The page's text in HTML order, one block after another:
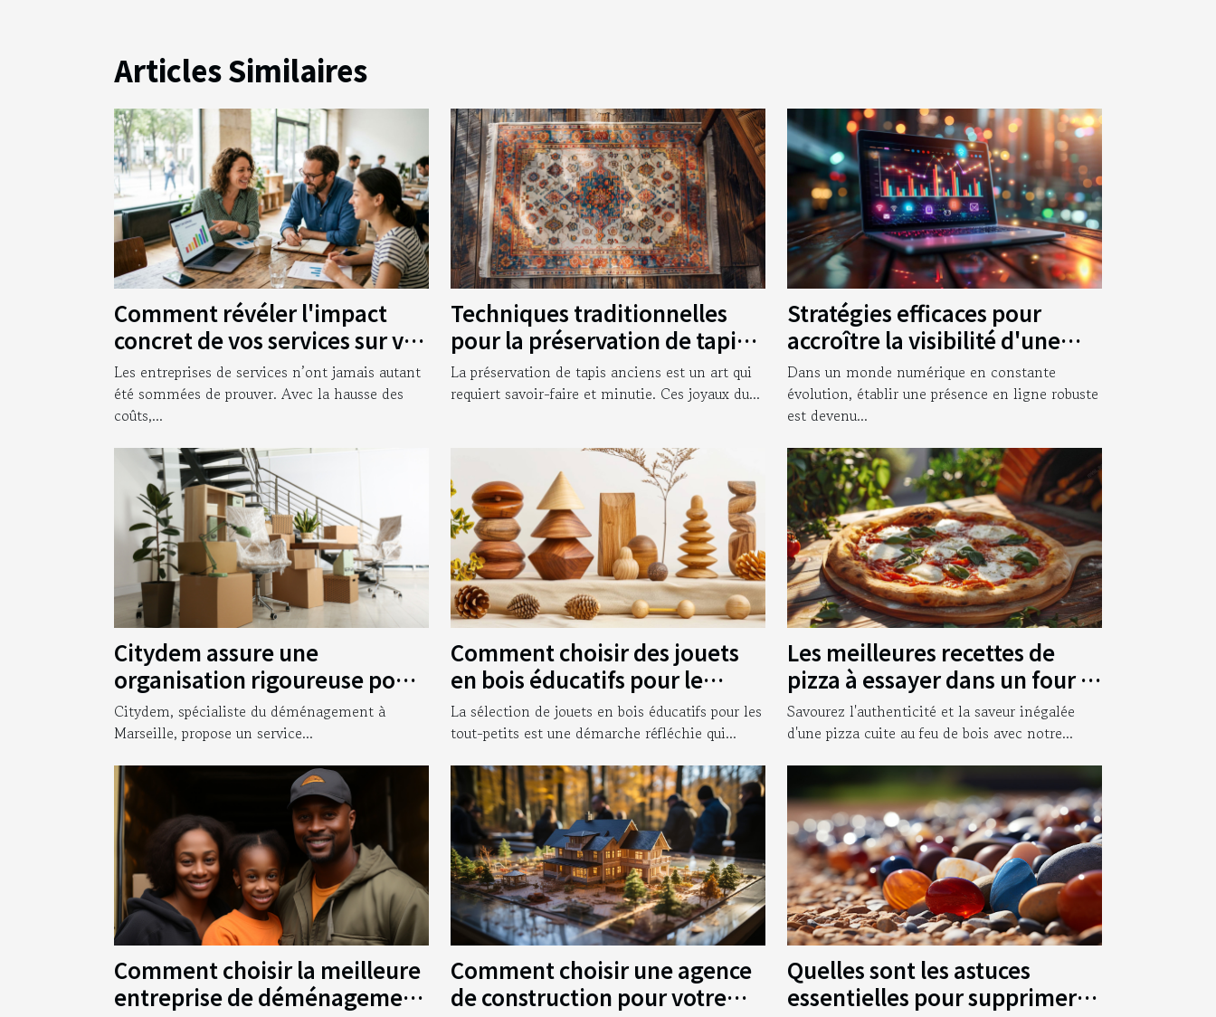
Articles Similaires
Comment révéler l'impact
concret de vos services sur vos
clients
Les entreprises de services n’ont jamais autant
été sommées de prouver. Avec la hausse des
coûts,...
Techniques traditionnelles
pour la préservation de tapis
anciens
La préservation de tapis anciens est un art qui
requiert savoir-faire et minutie. Ces joyaux du...
Stratégies efficaces pour
accroître la visibilité d'une
entreprise en ligne
Dans un monde numérique en constante
évolution, établir une présence en ligne robuste
est devenu...
Citydem assure une
organisation rigoureuse pour
votre déménagement
d’entreprise à Marseille !
Citydem, spécialiste du déménagement à
Marseille, propose un service...
Comment choisir des jouets
en bois éducatifs pour le
développement des tout-
petits
La sélection de jouets en bois éducatifs pour les
tout-petits est une démarche réfléchie qui...
Les meilleures recettes de
pizza à essayer dans un four à
bois
Savourez l'authenticité et la saveur inégalée
d'une pizza cuite au feu de bois avec notre...
Comment choisir la meilleure
entreprise de déménagement
Comment choisir une agence
de construction pour votre
Quelles sont les astuces
essentielles pour supprimer